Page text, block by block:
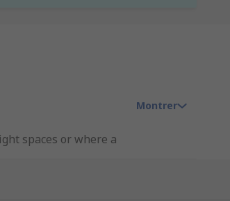
spaces or where a
Montrer